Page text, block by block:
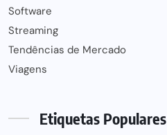
Software
Streaming
Tendências de Mercado
Viagens
Etiquetas Populares